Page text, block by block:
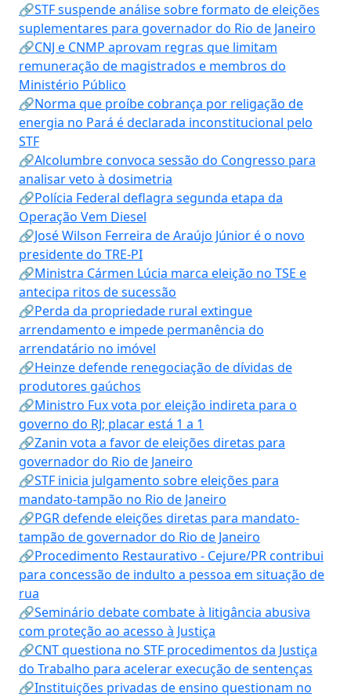
🔗STF suspende análise sobre formato de eleições
suplementares para governador do Rio de Janeiro
🔗CNJ e CNMP aprovam regras que limitam
remuneração de magistrados e membros do
Ministério Público
🔗Norma que proíbe cobrança por religação de
energia no Pará é declarada inconstitucional pelo
STF
🔗Alcolumbre convoca sessão do Congresso para
analisar veto à dosimetria
🔗Polícia Federal deflagra segunda etapa da
Operação Vem Diesel
🔗José Wilson Ferreira de Araújo Júnior é o novo
presidente do TRE-PI
🔗Ministra Cármen Lúcia marca eleição no TSE e
antecipa ritos de sucessão
🔗Perda da propriedade rural extingue
arrendamento e impede permanência do
arrendatário no imóvel
🔗Heinze defende renegociação de dívidas de
produtores gaúchos
🔗Ministro Fux vota por eleição indireta para o
governo do RJ; placar está 1 a 1
🔗Zanin vota a favor de eleições diretas para
governador do Rio de Janeiro
🔗STF inicia julgamento sobre eleições para
mandato-tampão no Rio de Janeiro
🔗PGR defende eleições diretas para mandato-
tampão de governador do Rio de Janeiro
🔗Procedimento Restaurativo - Cejure/PR contribui
para concessão de indulto a pessoa em situação de
rua
🔗Seminário debate combate à litigância abusiva
com proteção ao acesso à Justiça
🔗CNT questiona no STF procedimentos da Justiça
do Trabalho para acelerar execução de sentenças
🔗Instituições privadas de ensino questionam no